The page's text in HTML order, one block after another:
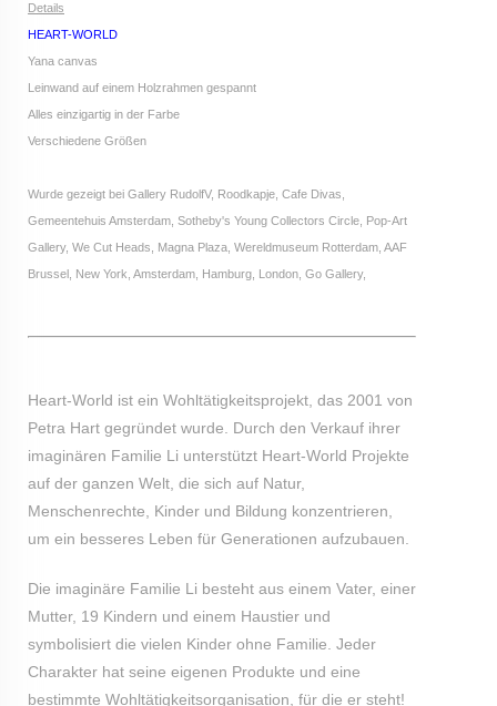
Details
HEART-WORLD
Yana canvas
Leinwand auf einem Holzrahmen gespannt
Alles einzigartig in der Farbe
Verschiedene Größen
Wurde gezeigt bei Gallery RudolfV, Roodkapje, Cafe Divas,
Gemeentehuis Amsterdam, Sotheby's Young Collectors Circle, Pop-Art
Gallery, We Cut Heads, Magna Plaza, Wereldmuseum Rotterdam, AAF
Brussel, New York, Amsterdam, Hamburg, London, Go Gallery,
Heart-World ist ein Wohltätigkeitsprojekt, das 2001 von
Petra Hart gegründet wurde. Durch den Verkauf ihrer
imaginären Familie Li unterstützt Heart-World Projekte
auf der ganzen Welt, die sich auf Natur,
Menschenrechte, Kinder und Bildung konzentrieren,
um ein besseres Leben für Generationen aufzubauen.
Die imaginäre Familie Li besteht aus einem Vater, einer
Mutter, 19 Kindern und einem Haustier und
symbolisiert die vielen Kinder ohne Familie. Jeder
Charakter hat seine eigenen Produkte und eine
bestimmte Wohltätigkeitsorganisation, für die er steht!